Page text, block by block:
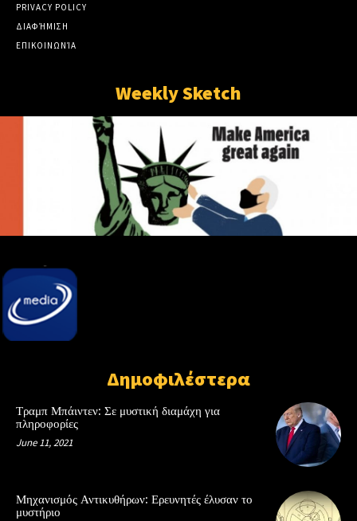
PRIVACY POLICY
ΔΙΑΦΉΜΙΣΗ
ΕΠΙΚΟΙΝΩΝΊΑ
Weekly Sketch
Δημοφιλέστερα
Τραμπ Μπάιντεν: Σε μυστική διαμάχη για
πληροφορίες
June 11, 2021
Μηχανισμός Αντικυθήρων: Ερευνητές έλυσαν το
μυστήριο